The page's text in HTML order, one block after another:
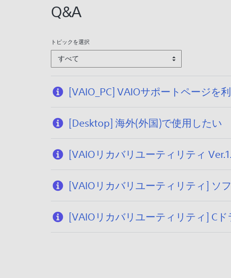
/
0
1
/
5
Q&A
トピックを選択
すべて
[VAIO_PC] VAIOサポートページを
[Desktop] 海外(外国)で使用したい
[VAIOリカバリユーティリティ
[VAIOリカバリユーティリティ] ソ
[VAIOリカバリユーティリティ] C